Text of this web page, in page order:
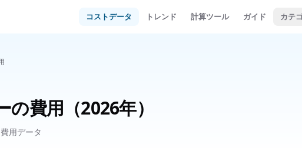
コストデータ トレンド 計算ツール ガイド カテ
の費用 （2026年）
用データ